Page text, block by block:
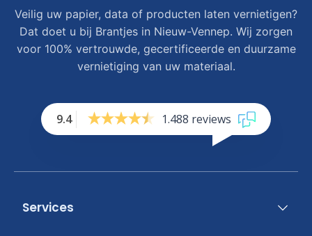
Veilig uw papier, data of producten laten vernietigen?
Dat doet u bij Brantjes in Nieuw-Vennep. Wij zorgen
voor 100% vertrouwde, gecertificeerde en duurzame
vernietiging van uw materiaal.
9.4 1.488 reviews
Services